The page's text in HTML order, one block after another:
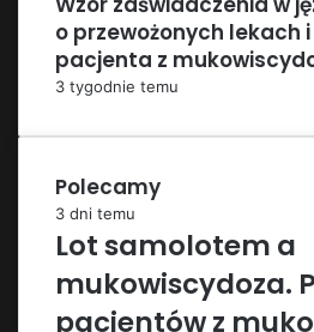
o przewożonych lekach
pacjenta z
3 tygodnie temu
Polecamy
3 dni temu
Lot samolotem a
mukowiscydoza.
pacjentów z